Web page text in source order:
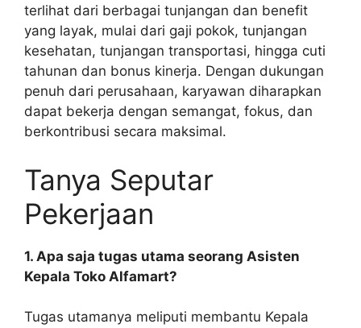
terlihat dari berbagai tunjangan dan benefit
yang layak, mulai dari gaji pokok, tunjangan
kesehatan, tunjangan transportasi, hingga cuti
tahunan dan bonus kinerja. Dengan dukungan
penuh dari perusahaan, karyawan diharapkan
dapat bekerja dengan semangat, fokus, dan
berkontribusi secara maksimal.
Tanya Seputar
Pekerjaan
1. Apa saja tugas utama seorang Asisten
Kepala Toko Alfamart?
Tugas utamanya meliputi membantu Kepala